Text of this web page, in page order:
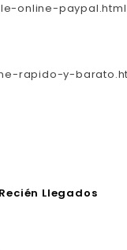
online-paypal.html
rapido-y-
Recién Llegados